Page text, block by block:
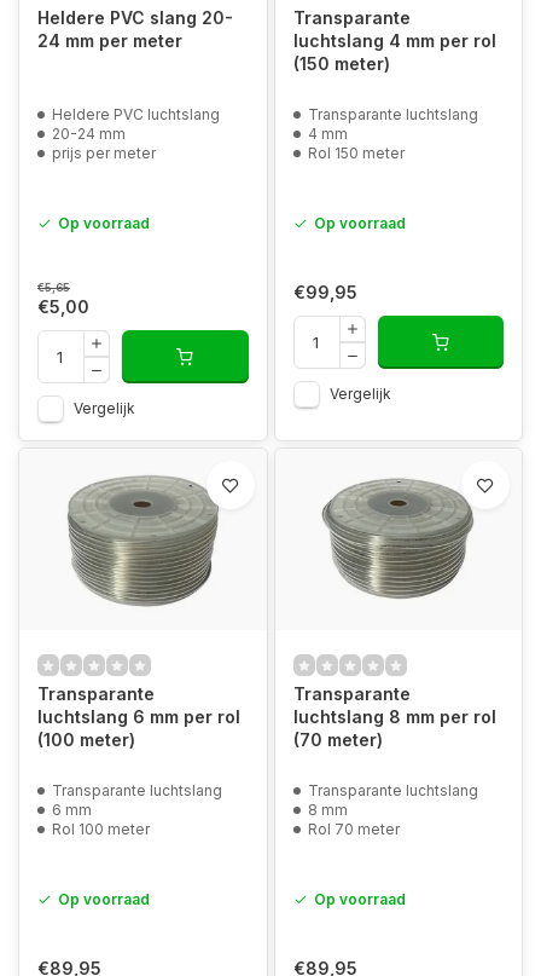
Heldere PVC slang 20-
24 mm per meter
Heldere PVC luchtslang
20-24 mm
prijs per meter
Op voorraad
€5,65
€5,00
Vergelijk
Transparante
luchtslang 4 mm per rol
(150 meter)
Transparante luchtslang
4 mm
Rol 150 meter
Op voorraad
€99,95
Vergelijk
Transparante
luchtslang 6 mm per rol
(100 meter)
Transparante luchtslang
6 mm
Rol 100 meter
Op voorraad
€89,95
Transparante
luchtslang 8 mm per rol
(70 meter)
Transparante luchtslang
8 mm
Rol 70 meter
Op voorraad
€89,95